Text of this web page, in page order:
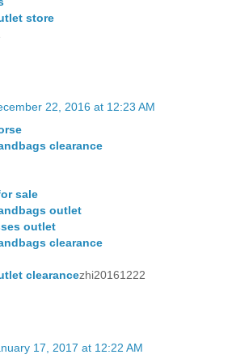
store
22, 2016 at 12:23 AM
clearance
sale
outlet
outlet
clearance
clearancezhi20161222
17, 2017 at 12:22 AM